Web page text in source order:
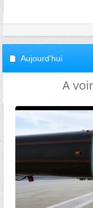
Aujourd'hui
A